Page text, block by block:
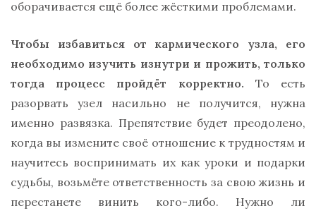
оборачивается ещё более жёсткими проблемами.
Чтобы избавиться от кармического узла, его
необходимо изучить изнутри и прожить, только
тогда процесс пройдёт корректно. То есть
разорвать узел насильно не получится, нужна
именно развязка. Препятствие будет преодолено,
когда вы измените своё отношение к трудностям и
научитесь воспринимать их как уроки и подарки
судьбы, возьмёте ответственность за свою жизнь и
перестанете винить кого-либо. Нужно ли